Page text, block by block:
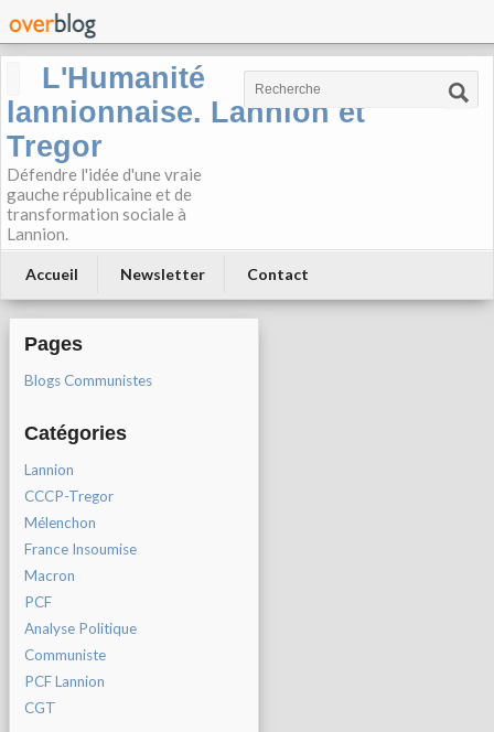
L'Humanité
lannionnaise. Lannion et
Tregor
Défendre l'idée d'une vraie
gauche républicaine et de
transformation sociale à
Lannion.
Accueil Newsletter Contact
Pages
Blogs Communistes
Catégories
Lannion
CCCP-Tregor
Mélenchon
France Insoumise
Macron
PCF
Analyse Politique
Communiste
PCF Lannion
CGT